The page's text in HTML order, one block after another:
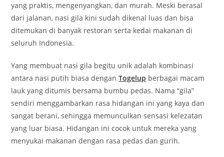
yang praktis, mengenyangkan, dan murah. Meski berasal
dari jalanan, nasi gila kini sudah dikenal luas dan bisa
ditemukan di banyak restoran serta kedai makanan di
seluruh Indonesia.
Yang membuat nasi gila begitu unik adalah kombinasi
antara nasi putih biasa denganTogelup berbagai macam
lauk yang ditumis bersama bumbu pedas. Nama “gila”
sendiri menggambarkan rasa hidangan ini yang kaya dan
sangat berani, sehingga memunculkan sensasi kelezatan
yang luar biasa. Hidangan ini cocok untuk mereka yang
menyukai makanan dengan rasa pedas dan gurih.